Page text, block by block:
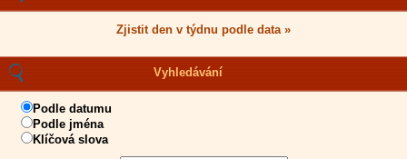
Zjistit den v týdnu podle data »
Vyhledávání
Podle datumu
Podle jména
Klíčová slova